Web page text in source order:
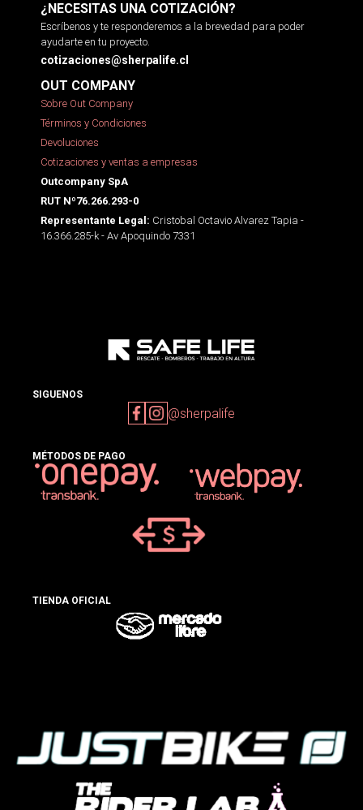
¿NECESITAS UNA COTIZACIÓN?
Escríbenos y te responderemos a la brevedad para poder
ayudarte en tu proyecto.
cotizaciones@sherpalife.cl
OUT COMPANY
Sobre Out Company
Términos y Condiciones
Devoluciones
Cotizaciones y ventas a empresas
Outcompany SpA
RUT Nº76.266.293-0
Representante Legal: Cristobal Octavio Alvarez Tapia -
16.366.285-k - Av Apoquindo 7331
SIGUENOS
@sherpalife
MÉTODOS DE PAGO
TIENDA OFICIAL